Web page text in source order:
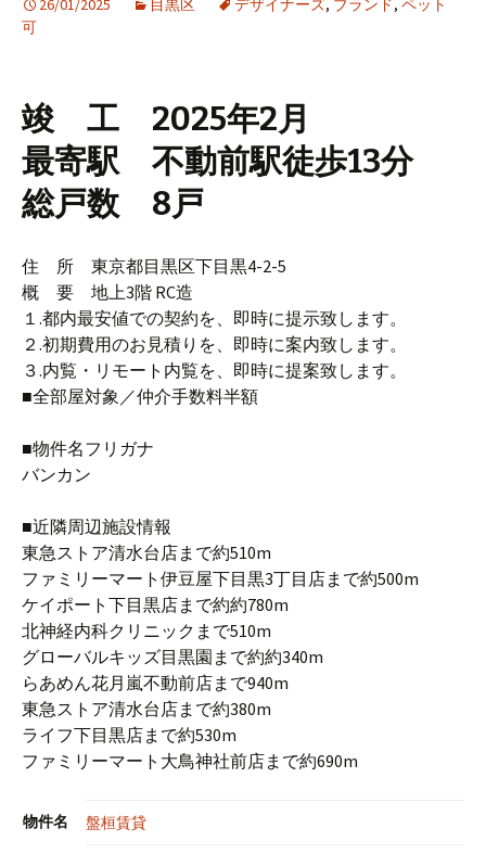
26/01/2025 目黒区 デザイナーズ, ブランド, ペット
可
竣 工 2025年2月
最寄駅 不動前駅徒歩13分
総戸数 8戸
住 所 東京都目黒区下目黒4-2-5
概 要 地上3階 RC造
１.都内最安値での契約を、即時に提示致します。
２.初期費用のお見積りを、即時に案内致します。
３.内覧・リモート内覧を、即時に提案致します。
■全部屋対象／仲介手数料半額
■物件名フリガナ
バンカン
■近隣周辺施設情報
東急ストア清水台店まで約510m
ファミリーマート伊豆屋下目黒3丁目店まで約500m
ケイポート下目黒店まで約約780m
北神経内科クリニックまで510m
グローバルキッズ目黒園まで約約340m
らあめん花月嵐不動前店まで940m
東急ストア清水台店まで約380m
ライフ下目黒店まで約530m
ファミリーマート大鳥神社前店まで約690m
物件名 盤桓賃貸